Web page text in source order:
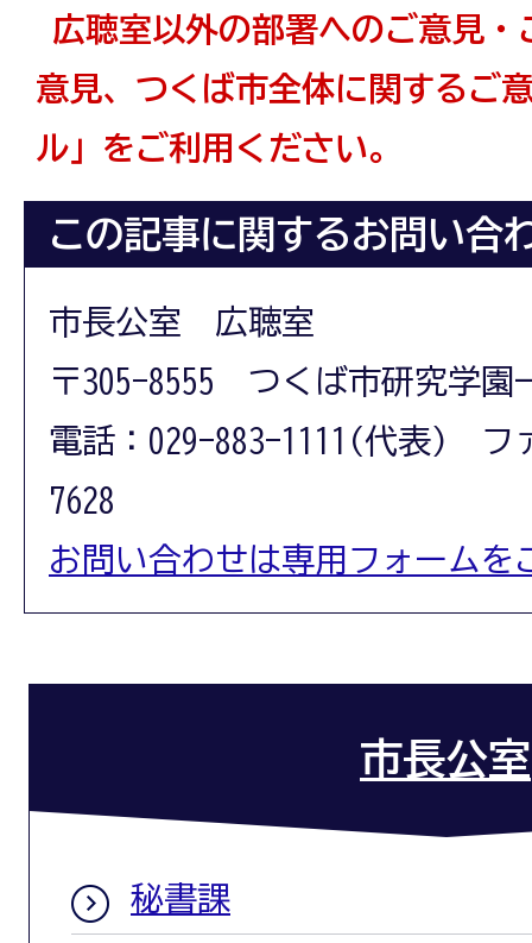
広聴室以外の部署へのご意見・
意見、つくば市全体に関するご
ル」をご利用ください。
この記事に関するお問い合
市長公室 広聴室
〒305-8555 つくば市研究学園
電話：029-883-1111(代表) フ
7628
お問い合わせは専用フォームを
市長公室
秘書課